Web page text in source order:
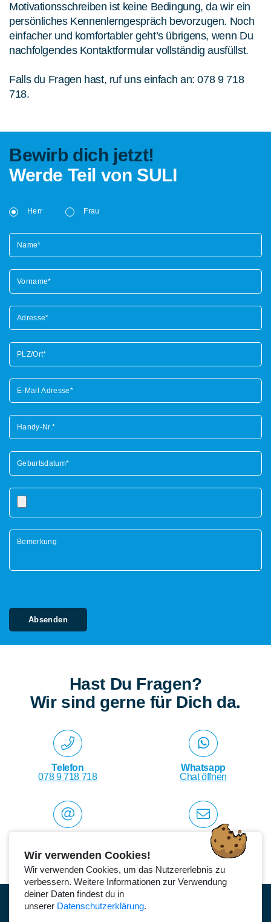
Motivationsschreiben ist keine Bedingung, da wir ein
persönliches Kennenlerngespräch bevorzugen. Noch
einfacher und komfortabler geht’s übrigens, wenn Du
nachfolgendes Kontaktformular vollständig ausfüllst.
Falls du Fragen hast, ruf uns einfach an: 078 9 718
718.
Bewirb dich jetzt!
Werde Teil von SULI
Herr Frau
Hast Du Fragen?
Wir sind gerne für Dich da.
Telefon
078 9 718 718
Whatsapp
Chat öffnen
Kontakt
online Anmelden
Impressum Datenschutz
Wir verwenden Cookies!
Wir verwenden Cookies, um das Nutzererlebnis zu
verbessern. Weitere Informationen zur Verwendung
deiner Daten findest du in
unserer Datenschutzerklärung.